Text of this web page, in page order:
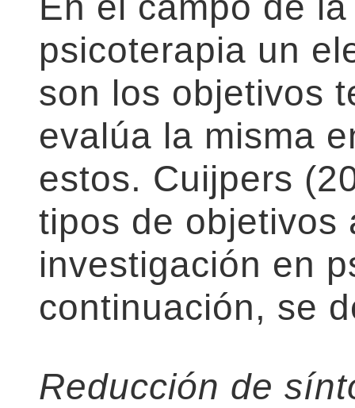
psicoterapia un
son los objetivos
evalúa la misma
estos. Cuijpers
tipos de objetivos
investigación en
continuación, se
Reducción de